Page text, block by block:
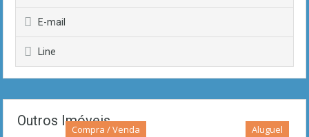
E-mail
Line
Outros Imóveis
Compra / Venda Aluguel